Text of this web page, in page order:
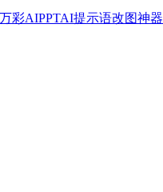
万彩AIPPTAI提示语改图神器